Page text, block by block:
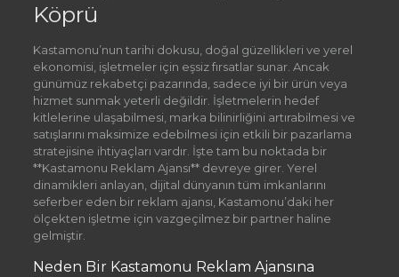
Köprü
Kastamonu’nun tarihi dokusu, doğal güzellikleri ve yerel
ekonomisi, işletmeler için eşsiz fırsatlar sunar. Ancak
günümüz rekabetçi pazarında, sadece iyi bir ürün veya
hizmet sunmak yeterli değildir. İşletmelerin hedef
kitlelerine ulaşabilmesi, marka bilinirliğini artırabilmesi ve
satışlarını maksimize edebilmesi için etkili bir pazarlama
stratejisine ihtiyaçları vardır. İşte tam bu noktada bir
**Kastamonu Reklam Ajansı** devreye girer. Yerel
dinamikleri anlayan, dijital dünyanın tüm imkanlarını
seferber eden bir reklam ajansı, Kastamonu’daki her
ölçekten işletme için vazgeçilmez bir partner haline
gelmiştir.
Neden Bir Kastamonu Reklam Ajansına